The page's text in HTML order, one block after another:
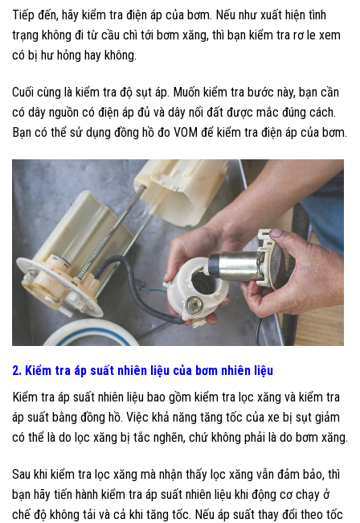
Tiếp đến, hãy kiểm tra điện áp của bơm. Nếu như xuất hiện tình
trạng không đi từ cầu chì tới bơm xăng, thì bạn kiểm tra rơ le xem
có bị hư hỏng hay không.
Cuối cùng là kiểm tra độ sụt áp. Muốn kiểm tra bước này, bạn cần
có dây nguồn có điện áp đủ và dây nối đất được mắc đúng cách.
Bạn có thể sử dụng đồng hồ đo VOM để kiểm tra điện áp của bơm.
2. Kiểm tra áp suất nhiên liệu của bơm nhiên liệu
Kiểm tra áp suất nhiên liệu bao gồm kiểm tra lọc xăng và kiểm tra
áp suất bằng đồng hồ. Việc khả năng tăng tốc của xe bị sụt giảm
có thể là do lọc xăng bị tắc nghẽn, chứ không phải là do bơm xăng.
Sau khi kiểm tra lọc xăng mà nhận thấy lọc xăng vẫn đảm bảo, thì
bạn hãy tiến hành kiểm tra áp suất nhiên liệu khi động cơ chạy ở
chế độ không tải và cả khi tăng tốc. Nếu áp suất thay đổi theo tốc